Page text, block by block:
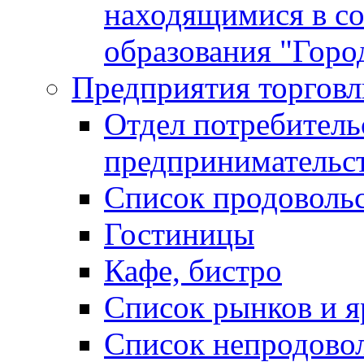
находящимися в
образования
Предприятия
Отдел
Список
Гостиницы
Кафе, бистро
Cписок рынков и
Список